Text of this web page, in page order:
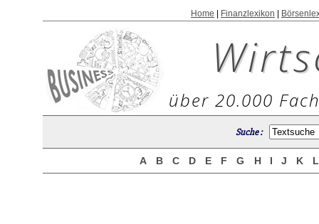
Home Finanzlexikon
über 20.000
Suche :
A B C D E F G H I J K